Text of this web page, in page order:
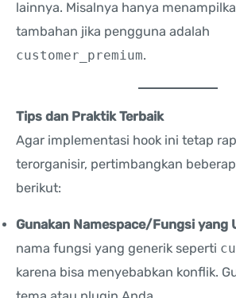
lainnya. Misalnya hanya
tambahan jika pengguna adalah
customer_premium.
Tips dan Praktik Terbaik
Agar implementasi hook ini tetap
terorganisir, pertimbangkan
berikut:
Gunakan Namespace/Fungsi yang
nama fungsi yang generik seperti
karena bisa menyebabkan konflik.